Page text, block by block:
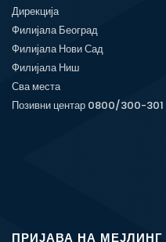
Дирекција
Филијала Београд
Филијала Нови Сад
Филијала Ниш
Сва места
Позивни центар 0800/300-301
ПРИЈАВА НА МЕЈЛИНГ